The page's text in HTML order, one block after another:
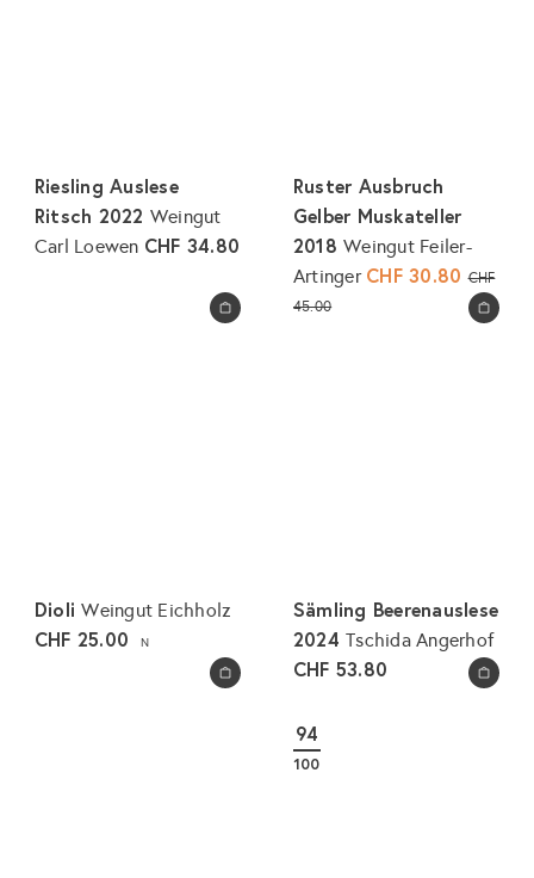
In den Warenkorb legen
Riesling Auslese
Ritsch 2022 Weingut
Carl Loewen CHF 34.80
In den Warenkorb legen
Ruster Ausbruch
Gelber Muskateller
2018Weingut Feiler-
Artinger S
CHF 30.80N
o
s
CHF
45.00
In den Warenkorb legen
DioliWeingut Eichholz
CHF 25.00 N
In den Warenkorb legen
Sämling Beerenauslese
2024Tschida Angerhof
CHF 53.80
94
100